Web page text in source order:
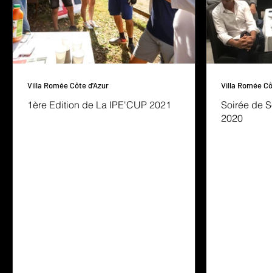
1ère Edition de La IPE'CUP 2021
Villa Romée Côte d'Azur
Soirée de
2020
Villa Romée